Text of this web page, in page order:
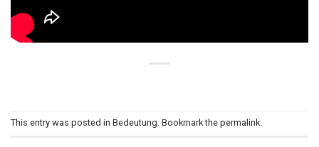
This entry was posted in Bedeutung. Bookmark the permalink.